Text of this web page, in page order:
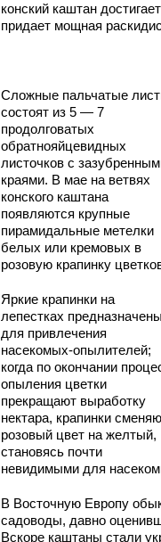
конский каштан
придает мощная
Сложные пальчатые
состоят из 5 — 7
продолговатых
обратнояйцевидных
листочков с
краями. В мае на ветвях
конского каштана
появляются крупные
пирамидальные метелки
белых или кремовых в
розовую крапинку
Яркие крапинки на
лепестках предназначены
для привлечения
насекомых-опылителей;
когда по окончании
опыления цветки
прекращают выработку
нектара, крапинки
розовый цвет на желтый,
становясь почти
невидимыми для
В Восточную Европу
садоводы, давно
Вскоре каштаны стали